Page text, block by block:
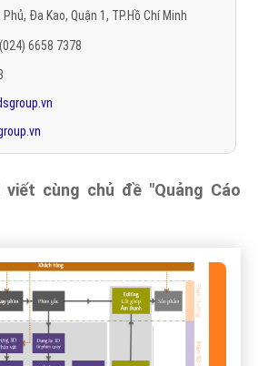
Đa Kao, Quận 1, TP.Hồ Chí Minh
6658 7378
cùng chủ đề "Quảng Cáo